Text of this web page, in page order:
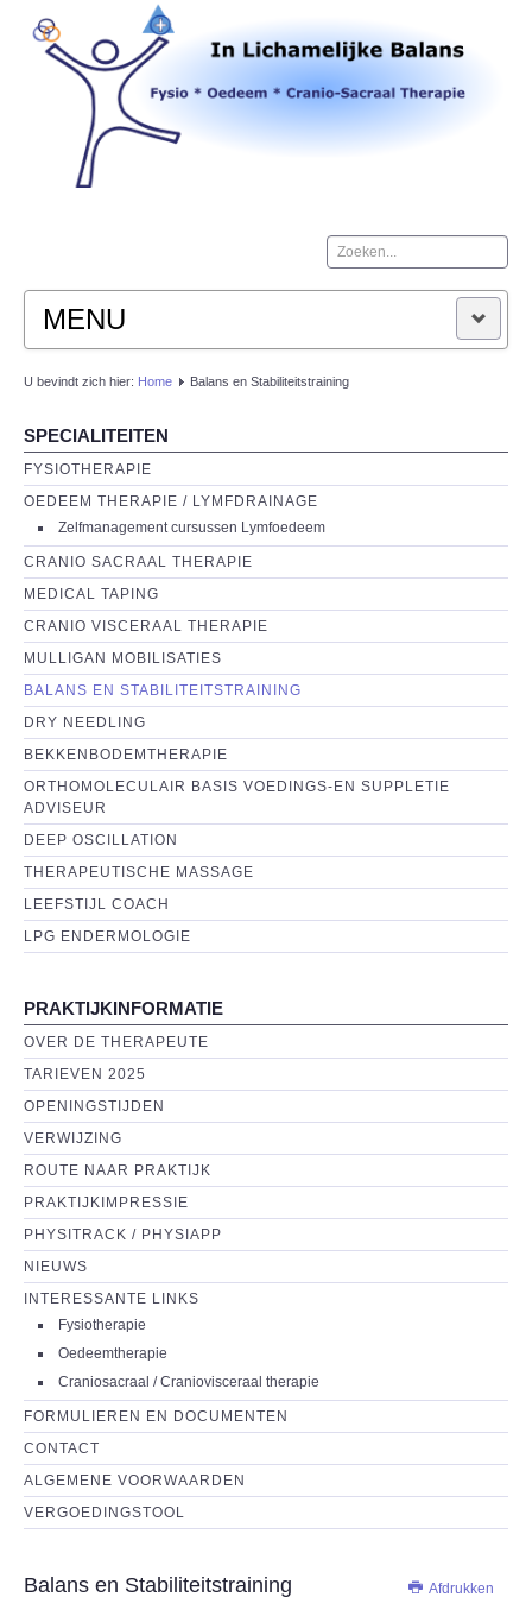
Zoeken...
MENU
HOME
OPENINGSTIJDEN
ROUTE
CONTACT
U bevindt zich hier: Home Balans en Stabiliteitstraining
SPECIALITEITEN
FYSIOTHERAPIE
OEDEEM THERAPIE / LYMFDRAINAGE
Zelfmanagement cursussen Lymfoedeem
CRANIO SACRAAL THERAPIE
MEDICAL TAPING
CRANIO VISCERAAL THERAPIE
MULLIGAN MOBILISATIES
BALANS EN STABILITEITSTRAINING
DRY NEEDLING
BEKKENBODEMTHERAPIE
ORTHOMOLECULAIR BASIS VOEDINGS-EN SUPPLETIE
ADVISEUR
DEEP OSCILLATION
THERAPEUTISCHE MASSAGE
LEEFSTIJL COACH
LPG ENDERMOLOGIE
PRAKTIJKINFORMATIE
OVER DE THERAPEUTE
TARIEVEN 2025
OPENINGSTIJDEN
VERWIJZING
ROUTE NAAR PRAKTIJK
PRAKTIJKIMPRESSIE
PHYSITRACK / PHYSIAPP
NIEUWS
INTERESSANTE LINKS
Fysiotherapie
Oedeemtherapie
Craniosacraal / Craniovisceraal therapie
FORMULIEREN EN DOCUMENTEN
CONTACT
ALGEMENE VOORWAARDEN
VERGOEDINGSTOOL
Afdrukken
Balans en Stabiliteitstraining